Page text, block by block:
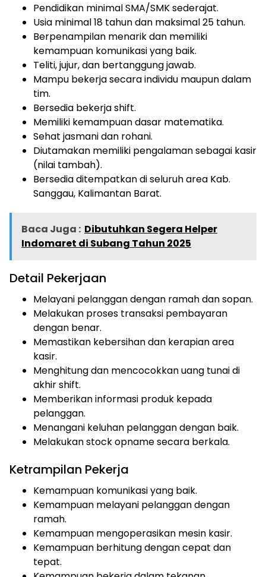
Pendidikan minimal SMA/SMK sederajat.
Usia minimal 18 tahun dan maksimal 25 tahun.
Berpenampilan menarik dan memiliki
kemampuan komunikasi yang baik.
Teliti, jujur, dan bertanggung jawab.
Mampu bekerja secara individu maupun dalam
tim.
Bersedia bekerja shift.
Memiliki kemampuan dasar matematika.
Sehat jasmani dan rohani.
Diutamakan memiliki pengalaman sebagai kasir
(nilai tambah).
Bersedia ditempatkan di seluruh area Kab.
Sanggau, Kalimantan Barat.
Baca Juga : Dibutuhkan Segera Helper
Indomaret di Subang Tahun 2025
Detail Pekerjaan
Melayani pelanggan dengan ramah dan sopan.
Melakukan proses transaksi pembayaran
dengan benar.
Memastikan kebersihan dan kerapian area
kasir.
Menghitung dan mencocokkan uang tunai di
akhir shift.
Memberikan informasi produk kepada
pelanggan.
Menangani keluhan pelanggan dengan baik.
Melakukan stock opname secara berkala.
Ketrampilan Pekerja
Kemampuan komunikasi yang baik.
Kemampuan melayani pelanggan dengan
ramah.
Kemampuan mengoperasikan mesin kasir.
Kemampuan berhitung dengan cepat dan
tepat.